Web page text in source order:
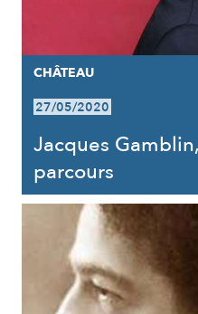
CHÂTEAU
27/05/2020
Jacques
parcours